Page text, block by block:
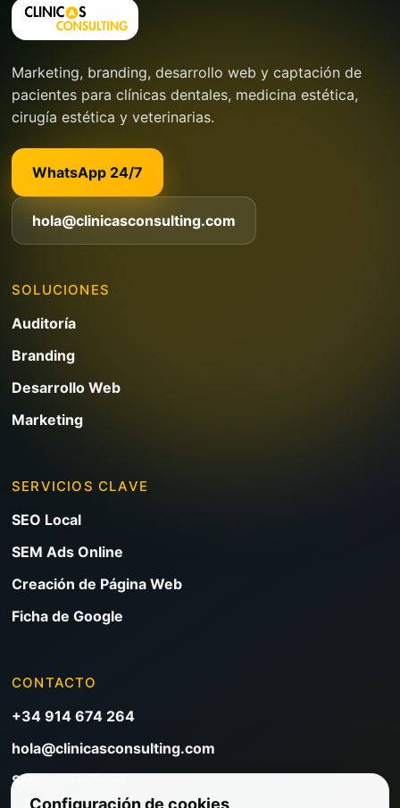
Marketing, branding, desarrollo web y captación de
pacientes para clínicas dentales, medicina estética,
cirugía estética y veterinarias.
WhatsApp 24/7
hola@clinicasconsulting.com
SOLUCIONES
Auditoría
Branding
Desarrollo Web
Marketing
SERVICIOS CLAVE
SEO Local
SEM Ads Online
Creación de Página Web
Ficha de Google
CONTACTO
+34 914 674 264
hola@clinicasconsulting.com
Solicitar reunión
Configuración de cookies